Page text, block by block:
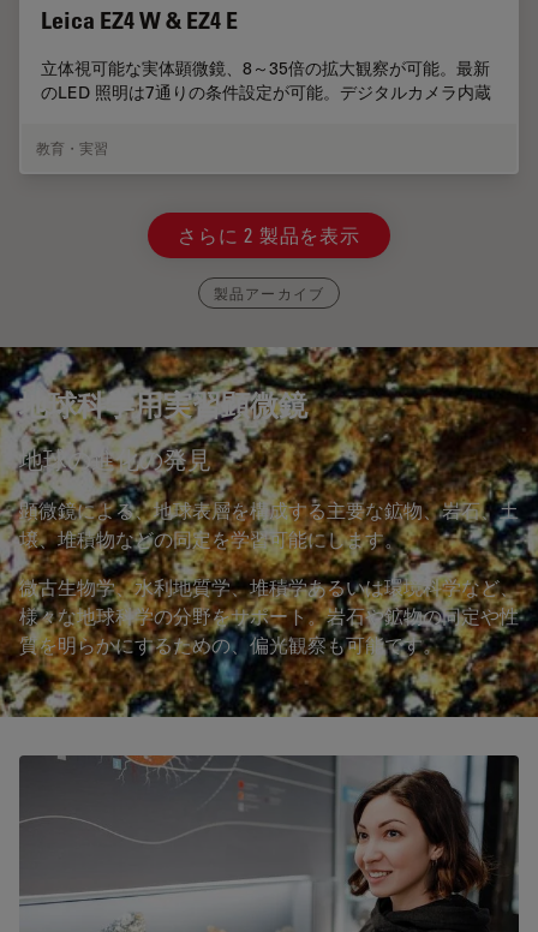
Leica EZ4 W & EZ4 E
立体視可能な実体顕微鏡、8～35倍の拡大観察が可能。最新
のLED 照明は7通りの条件設定が可能。デジタルカメラ内蔵
教育・実習
さらに 2 製品を表示
製品アーカイブ
地球科学用実習顕微鏡
地球の進化の発見
顕微鏡による、地球表層を構成する主要な鉱物、岩石、土
壌、堆積物などの同定を学習可能にします。
微古生物学、水利地質学、堆積学あるいは環境科学など、
様々な地球科学の分野をサポート。岩石や鉱物の同定や性
質を明らかにするための、偏光観察も可能です。